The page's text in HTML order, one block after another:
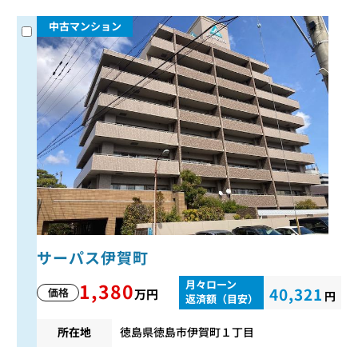
中古マンション
サーパス伊賀町
価格 1,380万円
月々ローン
返済額（目安）
40,321 円
所在地
徳島県徳島市伊賀町１丁目